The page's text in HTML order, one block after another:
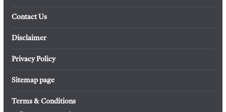
Contact Us
Disclaimer
Privacy Policy
Sitemap page
Terms & Conditions